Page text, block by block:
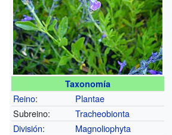
Taxonomía
Reino:
Plantae
Subreino:
Tracheobionta
División:
Magnoliophyta